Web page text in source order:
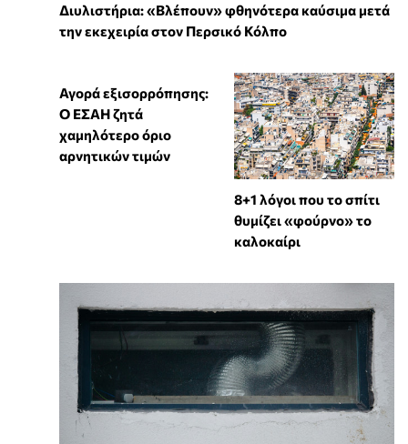
Διυλιστήρια: «Βλέπουν» φθηνότερα καύσιμα μετά
την εκεχειρία στον Περσικό Κόλπο
Αγορά εξισορρόπησης:
Ο ΕΣΑΗ ζητά
χαμηλότερο όριο
αρνητικών τιμών
8+1 λόγοι που το σπίτι
θυμίζει «φούρνο» το
καλοκαίρι